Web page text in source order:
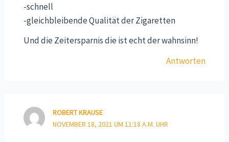
-schnell
-gleichbleibende Qualität der Zigaretten
Und die Zeitersparnis die ist echt der wahnsinn!
Antworten
ROBERT KRAUSE
NOVEMBER 18, 2021 UM 11:18 A.M. UHR